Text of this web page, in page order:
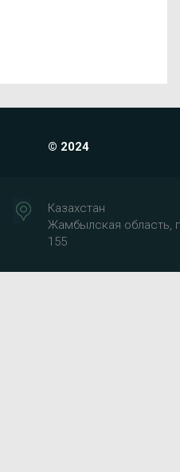
© 2024
Казахстан
Жамбылская область,
155